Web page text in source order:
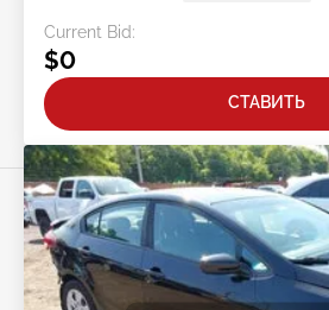
Current Bid:
$0
СТАВИТЬ